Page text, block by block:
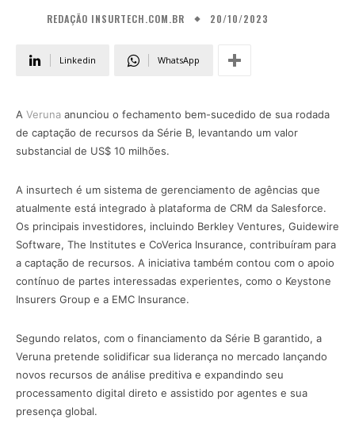
REDAÇÃO INSURTECH.COM.BR 20/10/2023
Linkedin WhatsApp
A Veruna anunciou o fechamento bem-sucedido de sua rodada
de captação de recursos da Série B, levantando um valor
substancial de US$ 10 milhões.
A insurtech é um sistema de gerenciamento de agências que
atualmente está integrado à plataforma de CRM da Salesforce.
Os principais investidores, incluindo Berkley Ventures, Guidewire
Software, The Institutes e CoVerica Insurance, contribuíram para
a captação de recursos. A iniciativa também contou com o apoio
contínuo de partes interessadas experientes, como o Keystone
Insurers Group e a EMC Insurance.
Segundo relatos, com o financiamento da Série B garantido, a
Veruna pretende solidificar sua liderança no mercado lançando
novos recursos de análise preditiva e expandindo seu
processamento digital direto e assistido por agentes e sua
presença global.